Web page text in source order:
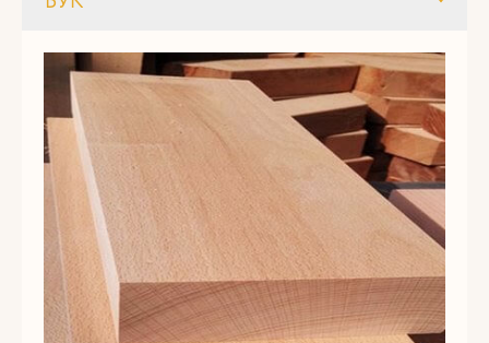
Пишите нампо
любым